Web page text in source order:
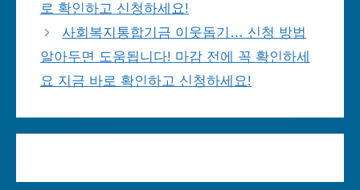
로 확인하고 신청하세요!
사회복지통합기금 이웃돕기… 신청 방법
알아두면 도움됩니다! 마감 전에 꼭 확인하세
요 지금 바로 확인하고 신청하세요!